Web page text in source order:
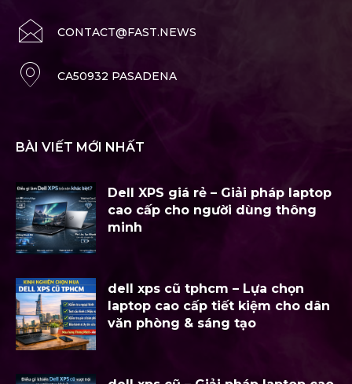
CONTACT@FAST.NEWS
CA50932 PASADENA
BÀI VIẾT MỚI NHẤT
Dell XPS giá rẻ – Giải pháp laptop
cao cấp cho người dùng thông
minh
dell xps cũ tphcm – Lựa chọn
laptop cao cấp tiết kiệm cho dân
văn phòng & sáng tạo